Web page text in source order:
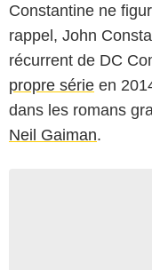
Constantine ne
rappel, John
récurrent de DC
propre série en
dans les romans
Neil Gaiman.